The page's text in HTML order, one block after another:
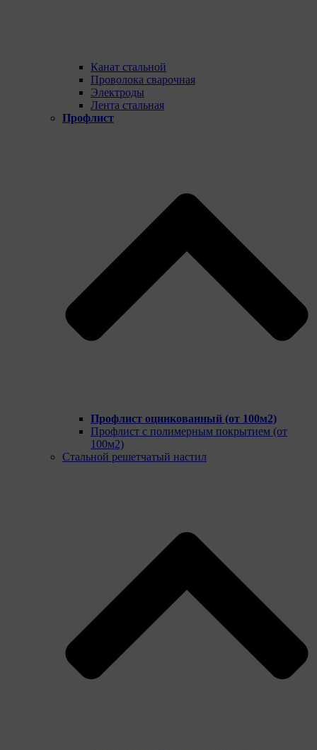
Канат стальной
Проволока сварочная
Электроды
Лента стальная
Профлист
Профлист оцинкованный (от 100м2)
Профлист с полимерным покрытием (от
100м2)
Стальной решетчатый настил